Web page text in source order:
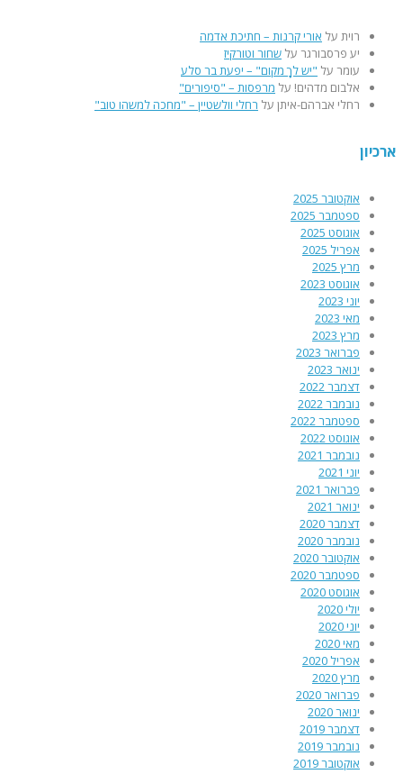
רויתעלאורי קרנות – חתיכת אדמה
יע פרסבורגרעלשחור וטורקיז
עומרעל"יש לךָ מקום" – יפעת בר סלע
אלבום מדהים!עלמרפסות – "סיפורים"
רחלי אברהם-איתןעלרחלי וולשטיין – "מחכה למשהו טוב"
אוקטובר 2025
ספטמבר 2025
אוגוסט 2025
אפריל 2025
מרץ 2025
אוגוסט 2023
יוני 2023
מאי 2023
מרץ 2023
פברואר 2023
ינואר 2023
דצמבר 2022
נובמבר 2022
ספטמבר 2022
אוגוסט 2022
נובמבר 2021
יוני 2021
פברואר 2021
ינואר 2021
דצמבר 2020
נובמבר 2020
אוקטובר 2020
ספטמבר 2020
אוגוסט 2020
יולי 2020
יוני 2020
מאי 2020
אפריל 2020
מרץ 2020
פברואר 2020
ינואר 2020
דצמבר 2019
נובמבר 2019
אוקטובר 2019